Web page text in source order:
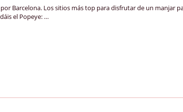
Barcelona. Los sitios más top para disfrutar de un manjar
el Popeye: …